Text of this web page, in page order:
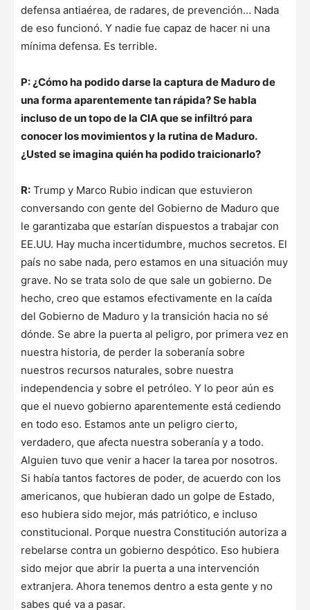
defensa antiaérea, de radares, de prevención… Nada
de eso funcionó. Y nadie fue capaz de hacer ni una
mínima defensa. Es terrible.
P: ¿Cómo ha podido darse la captura de Maduro de
una forma aparentemente tan rápida? Se habla
incluso de un topo de la CIA que se infiltró para
conocer los movimientos y la rutina de Maduro.
¿Usted se imagina quién ha podido traicionarlo?
R: Trump y Marco Rubio indican que estuvieron
conversando con gente del Gobierno de Maduro que
le garantizaba que estarían dispuestos a trabajar con
EE.UU. Hay mucha incertidumbre, muchos secretos. El
país no sabe nada, pero estamos en una situación muy
grave. No se trata solo de que sale un gobierno. De
hecho, creo que estamos efectivamente en la caída
del Gobierno de Maduro y la transición hacia no sé
dónde. Se abre la puerta al peligro, por primera vez en
nuestra historia, de perder la soberanía sobre
nuestros recursos naturales, sobre nuestra
independencia y sobre el petróleo. Y lo peor aún es
que el nuevo gobierno aparentemente está cediendo
en todo eso. Estamos ante un peligro cierto,
verdadero, que afecta nuestra soberanía y a todo.
Alguien tuvo que venir a hacer la tarea por nosotros.
Si había tantos factores de poder, de acuerdo con los
americanos, que hubieran dado un golpe de Estado,
eso hubiera sido mejor, más patriótico, e incluso
constitucional. Porque nuestra Constitución autoriza a
rebelarse contra un gobierno despótico. Eso hubiera
sido mejor que abrir la puerta a una intervención
extranjera. Ahora tenemos dentro a esta gente y no
sabes qué va a pasar.